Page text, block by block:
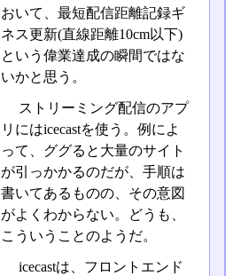
おいて、最短配信距離記録ギ
ネス更新(直線距離10cm以下)
という偉業達成の瞬間ではな
いかと思う。
ストリーミング配信のアプ
リにはicecastを使う。例によ
って、ググると大量のサイト
が引っかかるのだが、手順は
書いてあるものの、その意図
がよくわからない。どうも、
こういうことのようだ。
icecastは、フロントエンド